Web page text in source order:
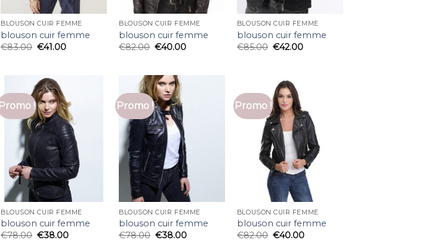
BLOUSON CUIR FEMME
blouson cuir femme
€83.00 €41.00
BLOUSON CUIR FEMME
blouson cuir femme
€82.00 €40.00
BLOUSON CUIR FEMME
blouson cuir femme
€85.00 €42.00
Promo !
BLOUSON CUIR FEMME
blouson cuir femme
€78.00 €38.00
Promo !
BLOUSON CUIR FEMME
blouson cuir femme
€78.00 €38.00
Promo !
BLOUSON CUIR FEMME
blouson cuir femme
€82.00 €40.00